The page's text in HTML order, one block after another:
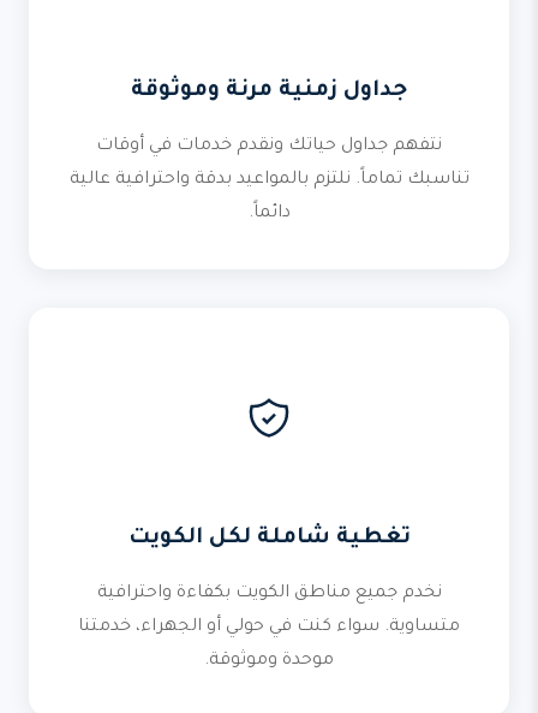
جداول زمنية مرنة وموثوقة
نتفهم جداول حياتك ونقدم خدمات في أوقات
تناسبك تماماً. نلتزم بالمواعيد بدقة واحترافية عالية
دائماً.
تغطية شاملة لكل الكويت
نخدم جميع مناطق الكويت بكفاءة واحترافية
متساوية. سواء كنت في حولي أو الجهراء، خدمتنا
موحدة وموثوقة.